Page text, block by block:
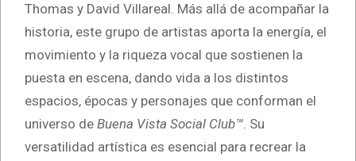
Thomas y David Villareal. Más allá de acompañar la
historia, este grupo de artistas aporta la energía, el
movimiento y la riqueza vocal que sostienen la
puesta en escena, dando vida a los distintos
espacios, épocas y personajes que conforman el
universo de Buena Vista Social Club™. Su
versatilidad artística es esencial para recrear la